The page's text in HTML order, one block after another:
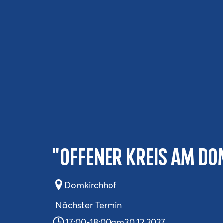
"Offener Kreis am
Domkirchhof
Nächster Termin